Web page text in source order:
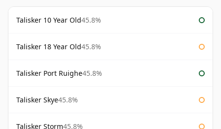
Talisker 10 Year Old45.8%
Talisker 18 Year Old45.8%
Talisker Port Ruighe45.8%
Talisker Skye45.8%
Talisker Storm45.8%